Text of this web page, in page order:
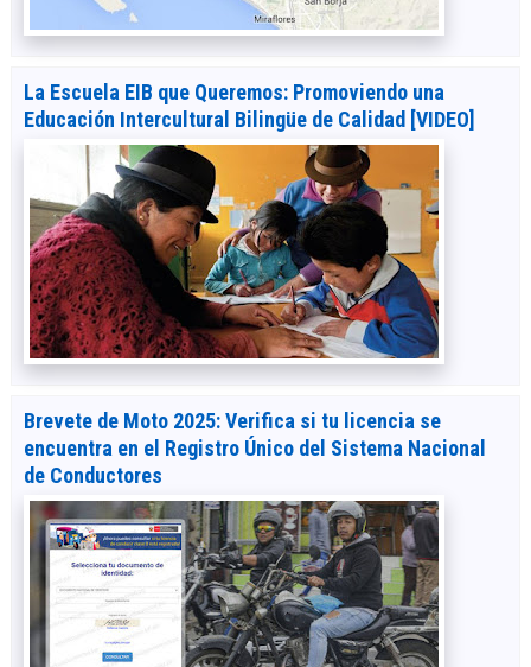
La Escuela EIB que Queremos: Promoviendo una
Educación Intercultural Bilingüe de Calidad [VIDEO]
Brevete de Moto 2025: Verifica si tu licencia se
encuentra en el Registro Único del Sistema Nacional
de Conductores